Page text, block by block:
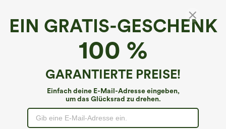
EIN GRATIS-GESCHENK
100 %
GARANTIERTE PREISE!
Einfach deine E-Mail-Adresse eingeben,
um das Glücksrad zu drehen.
Nahtlose Passform Bauchkontrolle
Druckknopfverschluss Lounge Formende
€31,95 EUR